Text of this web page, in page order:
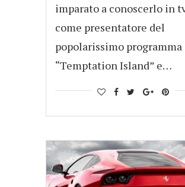
imparato a conoscerlo in
come presentatore del
popolarissimo programma
“Temptation Island” e…